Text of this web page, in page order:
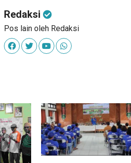
Redaksi
Pos lain oleh Redaksi